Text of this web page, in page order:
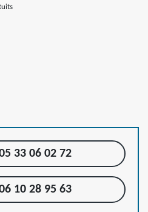
33 06 02 72
10 28 95 63